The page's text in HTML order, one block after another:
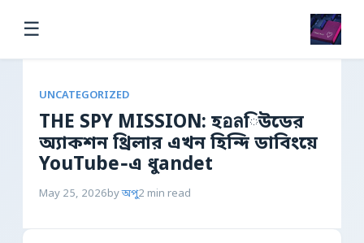
☰
UNCATEGORIZED
THE SPY MISSION: হอลিউডের
অ্যাকশন থ্রিলার এখন হিন্দি ডাবিংয়ে
YouTube‑এ ধুandet
May 25, 2026byঅপু2 min read